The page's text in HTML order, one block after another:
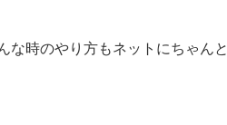
な時のやり方もネットにちゃんと